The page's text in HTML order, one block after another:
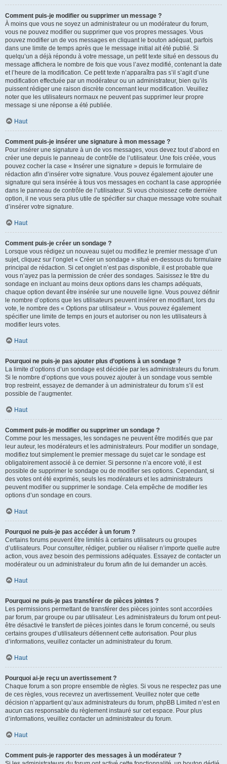
Comment puis-je modifier ou supprimer un message ?
À moins que vous ne soyez un administrateur ou un modérateur du forum,
vous ne pouvez modifier ou supprimer que vos propres messages. Vous
pouvez modifier un de vos messages en cliquant le bouton adéquat, parfois
dans une limite de temps après que le message initial ait été publié. Si
quelqu’un a déjà répondu à votre message, un petit texte situé en dessous du
message affichera le nombre de fois que vous l’avez modifié, contenant la date
et l’heure de la modification. Ce petit texte n’apparaîtra pas s’il s’agit d’une
modification effectuée par un modérateur ou un administrateur, bien qu’ils
puissent rédiger une raison discrète concernant leur modification. Veuillez
noter que les utilisateurs normaux ne peuvent pas supprimer leur propre
message si une réponse a été publiée.
Haut
Comment puis-je insérer une signature à mon message ?
Pour insérer une signature à un de vos messages, vous devez tout d’abord en
créer une depuis le panneau de contrôle de l’utilisateur. Une fois créée, vous
pouvez cocher la case « Insérer une signature » depuis le formulaire de
rédaction afin d’insérer votre signature. Vous pouvez également ajouter une
signature qui sera insérée à tous vos messages en cochant la case appropriée
dans le panneau de contrôle de l’utilisateur. Si vous choisissez cette dernière
option, il ne vous sera plus utile de spécifier sur chaque message votre souhait
d’insérer votre signature.
Haut
Comment puis-je créer un sondage ?
Lorsque vous rédigez un nouveau sujet ou modifiez le premier message d’un
sujet, cliquez sur l’onglet « Créer un sondage » situé en-dessous du formulaire
principal de rédaction. Si cet onglet n’est pas disponible, il est probable que
vous n’ayez pas la permission de créer des sondages. Saisissez le titre du
sondage en incluant au moins deux options dans les champs adéquats,
chaque option devant être insérée sur une nouvelle ligne. Vous pouvez définir
le nombre d’options que les utilisateurs peuvent insérer en modifiant, lors du
vote, le nombre des « Options par utilisateur ». Vous pouvez également
spécifier une limite de temps en jours et autoriser ou non les utilisateurs à
modifier leurs votes.
Haut
Pourquoi ne puis-je pas ajouter plus d’options à un sondage ?
La limite d’options d’un sondage est décidée par les administrateurs du forum.
Si le nombre d’options que vous pouvez ajouter à un sondage vous semble
trop restreint, essayez de demander à un administrateur du forum s’il est
possible de l’augmenter.
Haut
Comment puis-je modifier ou supprimer un sondage ?
Comme pour les messages, les sondages ne peuvent être modifiés que par
leur auteur, les modérateurs et les administrateurs. Pour modifier un sondage,
modifiez tout simplement le premier message du sujet car le sondage est
obligatoirement associé à ce dernier. Si personne n’a encore voté, il est
possible de supprimer le sondage ou de modifier ses options. Cependant, si
des votes ont été exprimés, seuls les modérateurs et les administrateurs
peuvent modifier ou supprimer le sondage. Cela empêche de modifier les
options d’un sondage en cours.
Haut
Pourquoi ne puis-je pas accéder à un forum ?
Certains forums peuvent être limités à certains utilisateurs ou groupes
d’utilisateurs. Pour consulter, rédiger, publier ou réaliser n’importe quelle autre
action, vous avez besoin des permissions adéquates. Essayez de contacter un
modérateur ou un administrateur du forum afin de lui demander un accès.
Haut
Pourquoi ne puis-je pas transférer de pièces jointes ?
Les permissions permettant de transférer des pièces jointes sont accordées
par forum, par groupe ou par utilisateur. Les administrateurs du forum ont peut-
être désactivé le transfert de pièces jointes dans le forum concerné, ou seuls
certains groupes d’utilisateurs détiennent cette autorisation. Pour plus
d’informations, veuillez contacter un administrateur du forum.
Haut
Pourquoi ai-je reçu un avertissement ?
Chaque forum a son propre ensemble de règles. Si vous ne respectez pas une
de ces règles, vous recevrez un avertissement. Veuillez noter que cette
décision n’appartient qu’aux administrateurs du forum, phpBB Limited n’est en
aucun cas responsable du règlement instauré sur cet espace. Pour plus
d’informations, veuillez contacter un administrateur du forum.
Haut
Comment puis-je rapporter des messages à un modérateur ?